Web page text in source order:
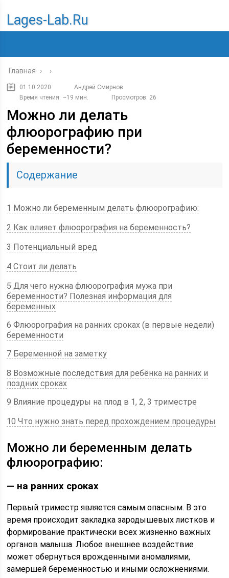
Lages-Lab.ru
Главная › ›
01.10.2020
Андрей Смирнов
Время чтения: ~19 мин.
Просмотров: 26
Можно ли делать
флюорографию при
беременности?
Содержание
1 Можно ли беременным делать флюорографию:
2 Как влияет флюорография на беременность?
3 Потенциальный вред
4 Стоит ли делать
5 Для чего нужна флюорография мужа при
беременности? Полезная информация для
беременных
6 Флюорография на ранних сроках (в первые недели)
беременности
7 Беременной на заметку
8 Возможные последствия для ребёнка на ранних и
поздних сроках
9 Влияние процедуры на плод в 1, 2, 3 триместре
10 Что нужно знать перед прохождением процедуры
Можно ли беременным делать
флюорографию:
— на ранних сроках
Первый триместр является самым опасным. В это
время происходит закладка зародышевых листков и
формирование практически всех жизненно важных
органов малыша. Любое внешнее воздействие
может обернуться врожденными аномалиями,
замершей беременностью и иными осложнениями.